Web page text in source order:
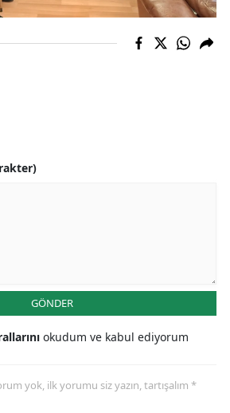
Rize
Sakarya
Şanlıurfa
GÖNDER
okudum ve kabul ediyorum
yok, ilk yorumu siz yazın, tartışalım *